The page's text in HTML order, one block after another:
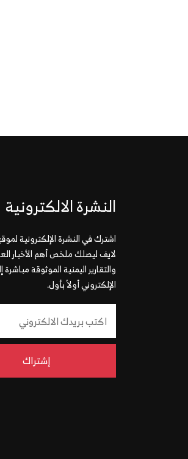
النشرة الالكترونية
اشترك في النشرة الإلكترونية
لايف ليصلك ملخص أهم الأخبار
والتقارير اليمنية الموثوقة مباشرة
الإلكتروني أولاً بأول.
إشتراك